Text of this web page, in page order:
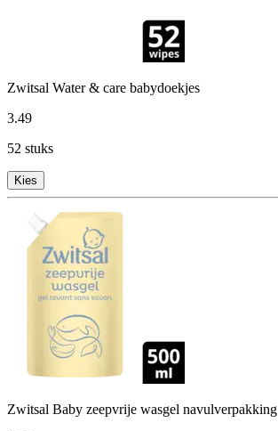
Zwitsal Water & care babydoekjes
3.49
52 stuks
Kies
Zwitsal Baby zeepvrije wasgel navulverpakking